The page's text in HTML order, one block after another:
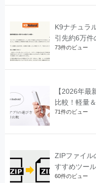
K9ナチュラ
引先約6万件
73件のビュー
【2026年
比較！軽量
71件のビュー
ZIPファイル
すすめツー
60件のビュー